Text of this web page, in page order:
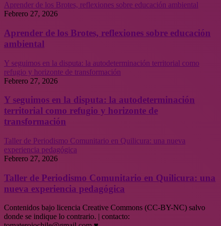
Aprender de los Brotes, reflexiones sobre educación ambiental
Febrero 27, 2026
Aprender de los Brotes, reflexiones sobre educación
ambiental
Y seguimos en la disputa: la autodeterminación territorial como
refugio y horizonte de transformación
Febrero 27, 2026
Y seguimos en la disputa: la autodeterminación
territorial como refugio y horizonte de
transformación
Taller de Periodismo Comunitario en Quilicura: una nueva
experiencia pedagógica
Febrero 27, 2026
Taller de Periodismo Comunitario en Quilicura: una
nueva experiencia pedagógica
Contenidos bajo licencia Creative Commons (CC-BY-NC) salvo
donde se indique lo contrario. | contacto: